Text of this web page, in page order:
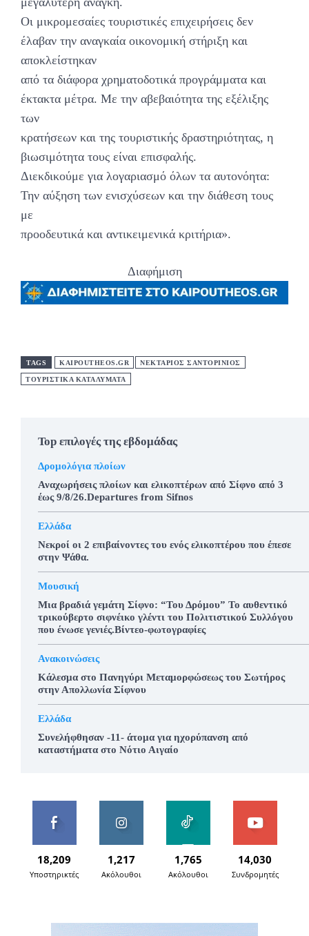
Οι μικρομεσαίες τουριστικές επιχειρήσεις δεν
έλαβαν την αναγκαία οικονομική στήριξη και
αποκλείστηκαν
από τα διάφορα χρηματοδοτικά προγράμματα και
έκτακτα μέτρα. Με την αβεβαιότητα της εξέλιξης
των
κρατήσεων και της τουριστικής δραστηριότητας, η
βιωσιμότητα τους είναι επισφαλής.
Διεκδικούμε για λογαριασμό όλων τα αυτονόητα:
Την αύξηση των ενισχύσεων και την διάθεση τους
με
προοδευτικά και αντικειμενικά κριτήρια».
Διαφήμιση
TAGS KAIPOUTHEOS.GR ΝΕΚΤΑΡΙΟΣ ΣΑΝΤΟΡΙΝΙΟΣ
ΤΟΥΡΙΣΤΙΚΑ ΚΑΤΑΛΥΜΑΤΑ
Top επιλογές της εβδομάδας
Δρομολόγια πλοίων
Αναχωρήσεις πλοίων και ελικοπτέρων από Σίφνο από 3
έως 9/8/26.Departures from Sifnos
Ελλάδα
Νεκροί οι 2 επιβαίνοντες του ενός ελικοπτέρου που έπεσε
στην Ψάθα.
Μουσική
Μια βραδιά γεμάτη Σίφνο: “Του Δρόμου” Το αυθεντικό
τρικούβερτο σιφνέικο γλέντι του Πολιτιστικού Συλλόγου
που ένωσε γενιές.Βίντεο-φωτογραφίες
Ανακοινώσεις
Κάλεσμα στο Πανηγύρι Μεταμορφώσεως του Σωτήρος
στην Απολλωνία Σίφνου
Ελλάδα
Συνελήφθησαν -11- άτομα για ηχορύπανση από
καταστήματα στο Νότιο Αιγαίο
18,209
Υποστηρικτές
1,217
Ακόλουθοι
1,765
Ακόλουθοι
14,030
Συνδρομητές